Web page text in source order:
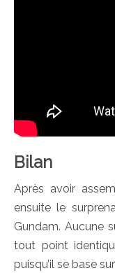
Bilan
Après avoir
ensuite le
Gundam. Aucune
tout point
puisqu’il se base